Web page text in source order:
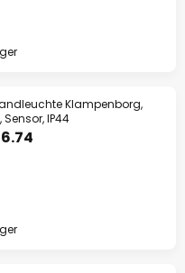
Klampenborg,
IP44